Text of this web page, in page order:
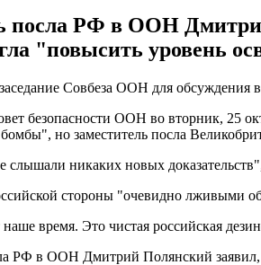
посла РФ в ООН
"повысить уровень
Совбеза ООН для обсуждения
безопасности ООН во вторник, 25
но заместитель посла
никаких новых
стороны "очевидно лживыми
наше время. Это чистая российская
РФ в ООН Дмитрий Полянский заявил,